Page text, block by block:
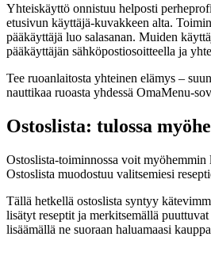
Yhteiskäyttö onnistuu helposti
etusivun käyttäjä-kuvakkeen alta.
pääkäyttäjä luo salasanan. Muiden
pääkäyttäjän sähköpostiosoitteella ja
Tee ruoanlaitosta yhteinen elämys –
nauttikaa ruoasta yhdessä OmaMenu-
Ostoslista: tulossa
Ostoslista-toiminnossa voit
Ostoslista muodostuu valitsemiesi
Tällä hetkellä ostoslista syntyy
lisätyt reseptit ja merkitsemällä
lisäämällä ne suoraan haluamaasi